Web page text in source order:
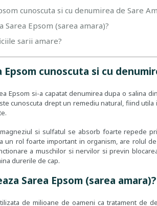
cunoscuta si cu denumirea de Sare
Sarea Epsom (sarea amara)?
sarii amare?
Epsom cunoscuta si cu
Epsom si-a capatat denumirea dupa o salina
cunoscuta drept un remediu natural, fiind
si sulfatul se absorb foarte repede
un rol foarte important in organism, are rolul
a muschilor si nervilor si previn
durerile de cap.
Sarea Epsom (sarea amara)?
de milioane de oameni ca tratament de